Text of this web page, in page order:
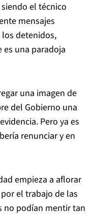
el técnico
mensajes
detenidos,
es una paradoja
una imagen de
del Gobierno una
Pero ya es
renunciar y en
empieza a aflorar
el trabajo de las
no podían mentir tan